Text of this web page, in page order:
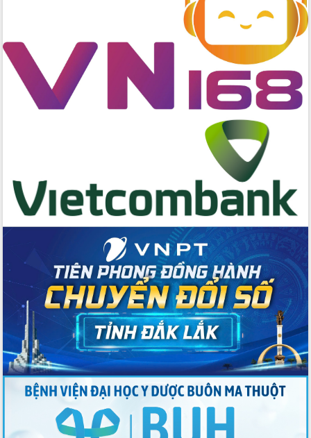
quan trọng
Thống nhất danh sách giới thiệu ứng
cử đại biểu Quốc hội khoá XVI và đại
biểu HĐND tỉnh Đắk Lắk, nhiệm kỳ
2026-2031
Hội nghị Báo cáo viên Trung ương
tháng 01/2026
Phó Thủ tướng Hồ Quốc Dũng đánh giá
Hội nghị Ban Chấp hành Đảng bộ tỉnh
Đắk Lắk lần thứ 2 (mở rộng)
Tập trung giải phóng mặt bằng, đẩy
nhanh tiến độ Tuyến đường bộ ven
biển
Gỡ khó, khởi công xây dựng, sửa chữa
toàn bộ nhà ở cho hộ dân đúng tiến độ
đề ra
UBND tỉnh Đắk Lắk tổng kết công tác
quốc phòng, quân sự địa phương năm
Tập trung triển khai quyết liệt, đồng bộ
các giải pháp nhằm thực hiện hiệu quả